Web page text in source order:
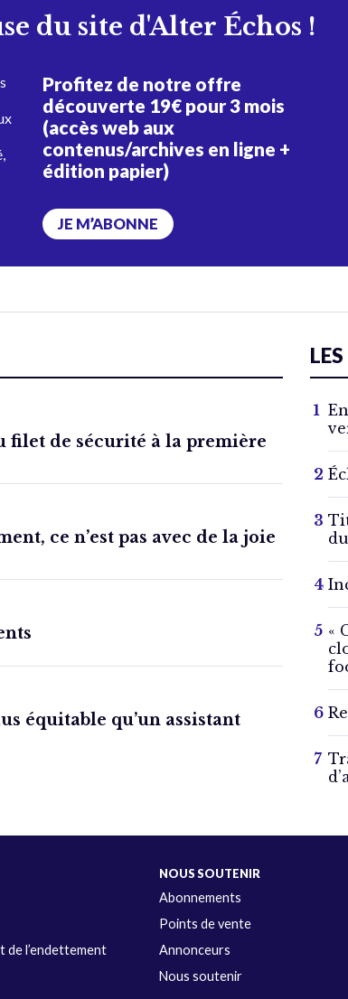
du site d'Alter Échos !
Profitez de notre offre
découverte 19€ pour 3 mois
(accès web aux
contenus/archives en ligne +
édition papier)
JE M’ABONNE
filet de sécurité à la première
ce n’est pas avec de la joie
équitable qu’un assistant
«
de l’endettement
NOUS SOUTENIR
Abonnements
Points de vente
Annonceurs
Nous soutenir